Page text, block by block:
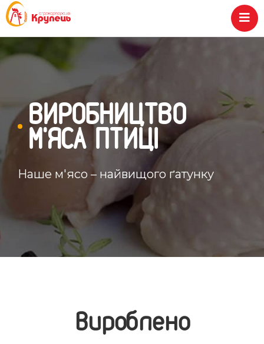
ВИРОБНИЦТВО
М'ЯСА ПТИЦІ
Наше м'ясо – найвищого ґатунку
Вироблено